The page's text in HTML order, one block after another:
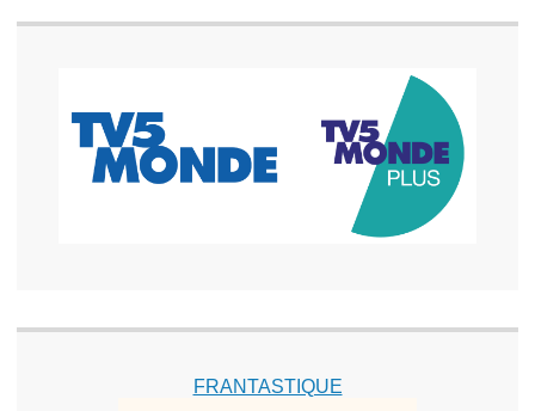
FRANTASTIQUE